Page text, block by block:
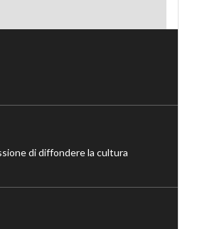
di diffondere la cultura